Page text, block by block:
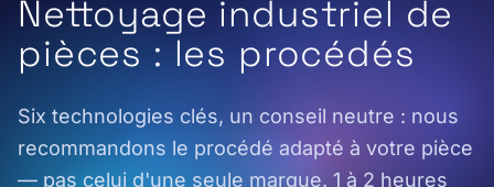
Nettoyage industriel de
pièces : les procédés
Six technologies clés, un conseil neutre : nous
recommandons le procédé adapté à votre pièce
— pas celui d'une seule marque. 1 à 2 heures